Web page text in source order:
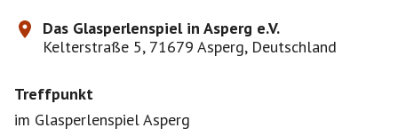
Das Glasperlenspiel in Asperg e.V.
Kelterstraße 5, 71679 Asperg, Deutschland
Treffpunkt
im Glasperlenspiel Asperg